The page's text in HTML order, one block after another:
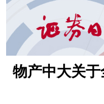
物产中大关